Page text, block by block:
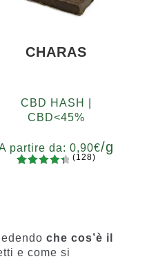
CHARAS
CBD HASH |
CBD<45%
partire da:0,90€/g
recensio
ni
(128)
che cos’è il
e come si